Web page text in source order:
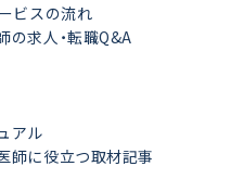
ビスの流れ
の求人・転職Q&A
アル
師に役立つ取材記事